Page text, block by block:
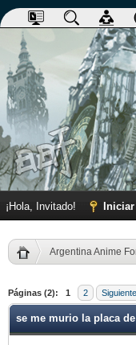
¡Hola, Invitado!
Argentina Anime
Páginas (2): 1 2
se me murio la placa